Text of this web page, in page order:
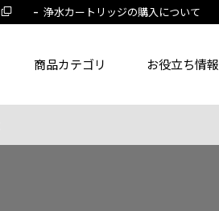
商品カテゴリ お役立ち情報
浄水カートリッジの購入について